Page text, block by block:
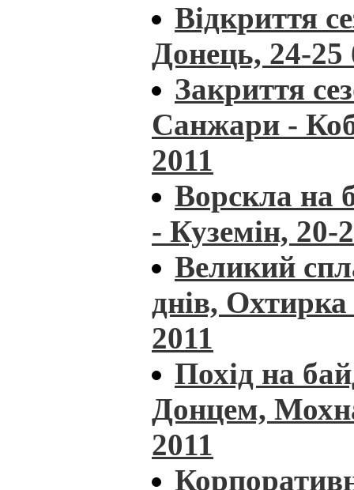
Відкриття
Донець, 24-25
Закриття
Санжари -
2011
Ворскла на
- Куземін, 20-
Великий
днів,
2011
Похід на
Донцем,
2011